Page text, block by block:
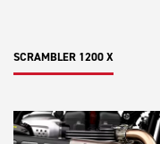
SCRAMBLER 1200 X